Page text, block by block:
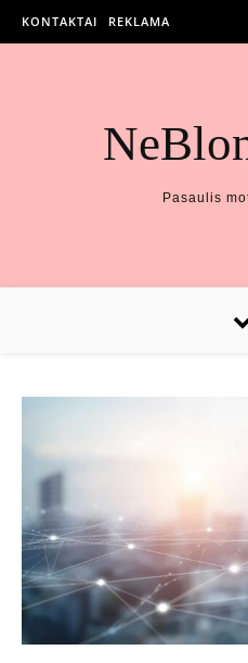
KONTAKTAI REKLAMA
Pasaulis